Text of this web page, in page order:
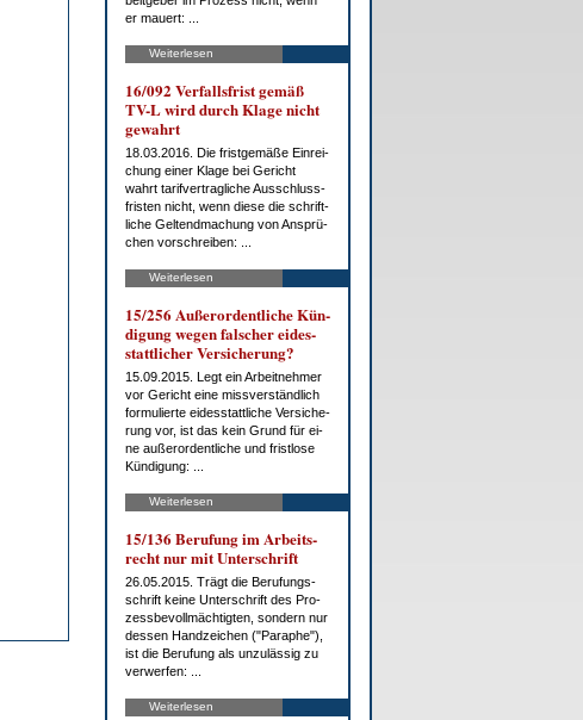
er mau­ert: ...
Weiterlesen
16/092 Ver­falls­frist ge­mäß
TV-L wird durch Kla­ge nicht
ge­wahrt
18.03.2016. Die frist­ge­mä­ße Ein­rei­
chung ei­ner Kla­ge bei Ge­richt
wahrt ta­rif­ver­trag­li­che Aus­schluss­
fris­ten nicht, wenn die­se die schrift­
li­che Gel­tend­ma­chung von An­sprü­
chen vor­schrei­ben: ...
Weiterlesen
15/256 Au­ßer­or­dent­li­che Kün­
di­gung we­gen fal­scher ei­des­
statt­li­cher Ver­si­che­rung?
15.09.2015. Legt ein Ar­beit­neh­mer
vor Ge­richt ei­ne miss­ver­ständ­lich
for­mu­lier­te ei­des­statt­li­che Ver­si­che­
rung vor, ist das kein Grund für ei­
ne au­ßer­or­dent­li­che und frist­lo­se
Kün­di­gung: ...
Weiterlesen
15/136 Be­ru­fung im Ar­beits­
recht nur mit Un­ter­schrift
26.05.2015. Trägt die Be­ru­fungs­
schrift kei­ne Un­ter­schrift des Pro­
zess­be­voll­mäch­tig­ten, son­dern nur
des­sen Hand­zei­chen ("Pa­ra­phe"),
ist die Be­ru­fung als un­zu­läs­sig zu
ver­wer­fen: ...
Weiterlesen